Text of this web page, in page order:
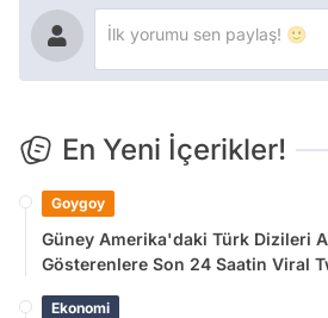
En Yeni İçerikler!
Goygoy
Güney Amerika'daki Türk Dizileri
Gösterenlere Son 24 Saatin Viral
Ekonomi